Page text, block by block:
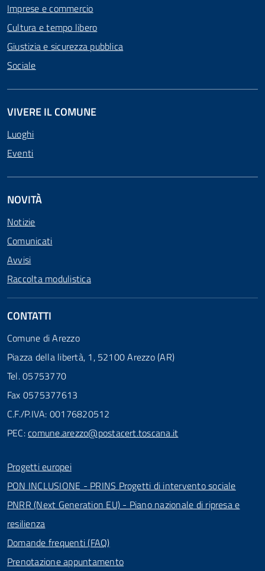
Imprese e commercio
Cultura e tempo libero
Giustizia e sicurezza pubblica
Sociale
VIVERE IL COMUNE
Luoghi
Eventi
NOVITÀ
Notizie
Comunicati
Avvisi
Raccolta modulistica
CONTATTI
Comune di Arezzo
Piazza della libertà, 1, 52100 Arezzo (AR)
Tel. 05753770
Fax 0575377613
C.F./P.IVA: 00176820512
PEC:comune.arezzo@postacert.toscana.it
Progetti europei
PON INCLUSIONE - PRINS Progetti di intervento sociale
PNRR (Next Generation EU) - Piano nazionale di ripresa e
resilienza
Domande frequenti (FAQ)
Prenotazione appuntamento